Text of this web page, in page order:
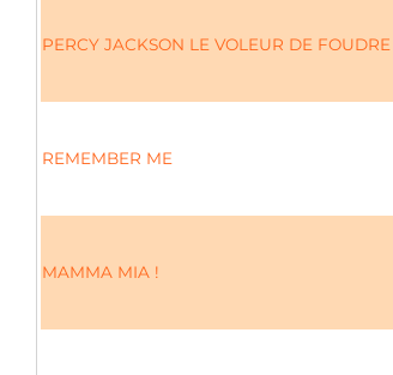
PERCY JACKSON LE VOLEUR DE FOUDRE
REMEMBER ME
MAMMA MIA !